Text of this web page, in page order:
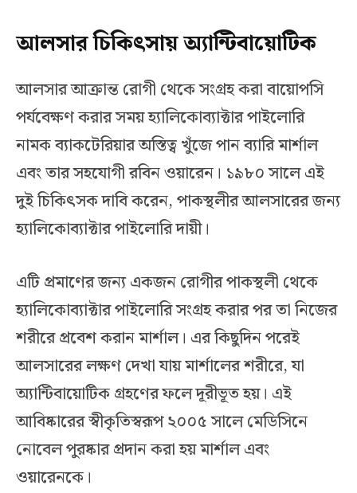
আলসার চিকিৎসায় অ্যান্টিবায়োটিক
আলসার আক্রান্ত রোগী থেকে সংগ্রহ করা বায়োপসি
পর্যবেক্ষণ করার সময় হ্যালিকোব্যাক্টার পাইলোরি
নামক ব্যাকটেরিয়ার অস্তিত্ব খুঁজে পান ব্যারি মার্শাল
এবং তার সহযোগী রবিন ওয়ারেন। ১৯৮০ সালে এই
দুই চিকিৎসক দাবি করেন, পাকস্থলীর আলসারের জন্য
হ্যালিকোব্যাক্টার পাইলোরি দায়ী।
এটি প্রমাণের জন্য একজন রোগীর পাকস্থলী থেকে
হ্যালিকোব্যাক্টার পাইলোরি সংগ্রহ করার পর তা নিজের
শরীরে প্রবেশ করান মার্শাল। এর কিছুদিন পরেই
আলসারের লক্ষণ দেখা যায় মার্শালের শরীরে, যা
অ্যান্টিবায়োটিক গ্রহণের ফলে দূরীভূত হয়। এই
আবিষ্কারের স্বীকৃতিস্বরূপ ২০০৫ সালে মেডিসিনে
নোবেল পুরষ্কার প্রদান করা হয় মার্শাল এবং
ওয়ারেনকে।